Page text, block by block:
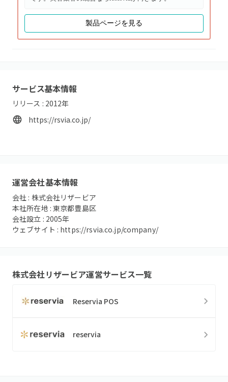
製品ページを見る
サービス基本情報
リリース : 2012年
https://rsvia.co.jp/
運営会社基本情報
会社 : 株式会社リザービア
本社所在地 :東京都豊島区
会社設立 : 2005年
ウェブサイト : https://rsvia.co.jp/company/
株式会社リザービア運営サービス一覧
Reservia POS
reservia